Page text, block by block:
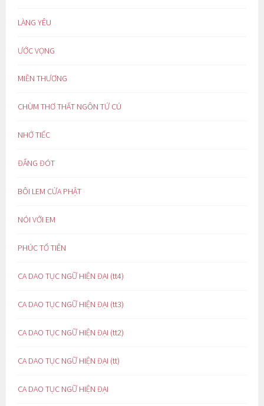
LÀNG YÊU
ƯỚC VỌNG
MIỀN THƯƠNG
CHÙM THƠ THẤT NGÔN TỨ CÚ
NHỚ TIẾC
ĐẮNG ĐÓT
BÔI LEM CỬA PHẬT
NÓI VỚI EM
PHÚC TỔ TIÊN
CA DAO TỤC NGỮ HIỆN ĐẠI (tt4)
CA DAO TỤC NGỮ HIỆN ĐẠI (tt3)
CA DAO TỤC NGỮ HIỆN ĐẠI (tt2)
CA DAO TỤC NGỮ HIỆN ĐẠI (tt)
CA DAO TỤC NGỮ HIỆN ĐẠI